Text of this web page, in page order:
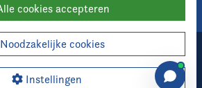
Vereniging voor Raadsleden
Cookie instellingen
cookies accepteren
Noodzakelijke cookies
Instellingen